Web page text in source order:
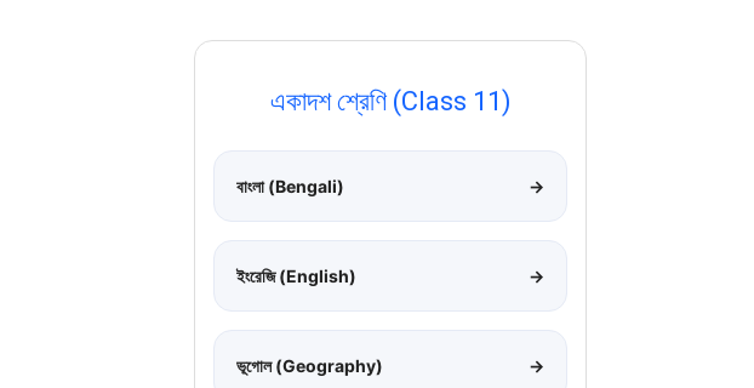
একাদশ শ্রেণি (Class 11)
বাংলা (Bengali) →
ইংরেজি (English) →
ভূগোল (Geography) →